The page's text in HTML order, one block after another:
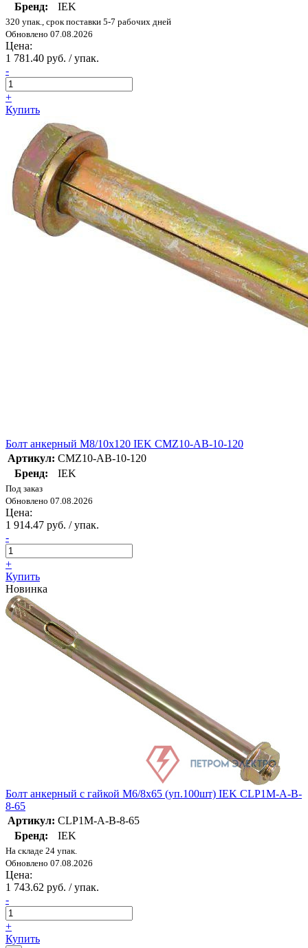
Бренд:
IEK
320 упак., срок поставки 5-7 рабочих дней
Обновлено 07.08.2026
Цена:
1 781.40 руб. / упак.
-
+
Купить
Болт анкерный М8/10х120 IEK CMZ10-AB-10-120
Артикул: CMZ10-AB-10-120
Бренд:
IEK
Под заказ
Обновлено 07.08.2026
Цена:
1 914.47 руб. / упак.
-
+
Купить
Новинка
Болт анкерный с гайкой М6/8х65 (уп.100шт) IEK CLP1M-A-B-
8-65
Артикул: CLP1M-A-B-8-65
Бренд:
IEK
На складе 24 упак.
Обновлено 07.08.2026
Цена:
1 743.62 руб. / упак.
-
+
Купить